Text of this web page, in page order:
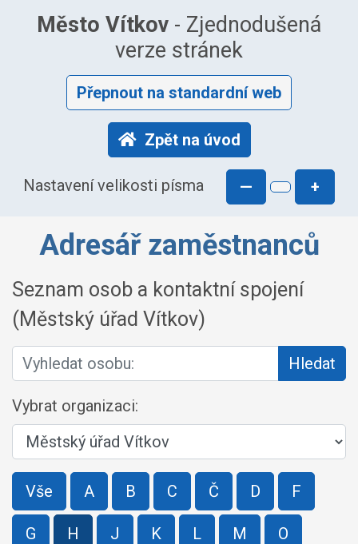
Město Vítkov - Zjednodušená
verze stránek
Přepnout na standardní web
Zpět na úvod
Nastavení velikosti písma — +
Adresář zaměstnanců
Seznam osob a kontaktní spojení
(Městský úřad Vítkov)
Vyhledat osobu: Hledat
Vybrat organizaci:
Vše A B C Č D F
G H J K L M O